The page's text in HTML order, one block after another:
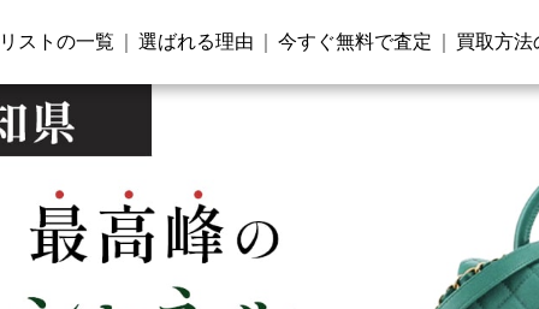
ストの一覧 選ばれる理由 今すぐ無料で査定 買取方法